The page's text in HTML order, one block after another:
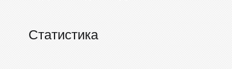
Статистика